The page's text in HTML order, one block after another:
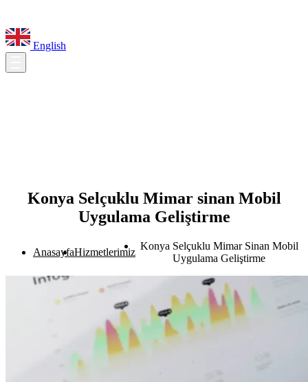
English
Konya Selçuklu Mimar sinan Mobil
Uygulama Geliştirme
AnasayfaHizmetlerimiz
Konya Selçuklu Mimar Sinan Mobil
Uygulama Geliştirme